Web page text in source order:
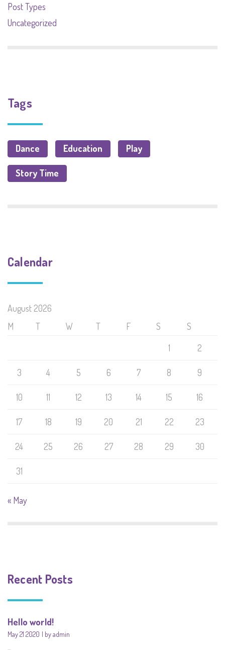
Post Types
Uncategorized
Tags
Dance Education Play
Story Time
Calendar
August 2026
M
T W T F S
S
1
2
3 4 5 6 7 8 9
10 11 12 13 14 15 16
17 18 19 20 21 22 23
24 25 26 27 28 29 30
31
« May
Recent Posts
Hello world!
May 21 2020
by admin